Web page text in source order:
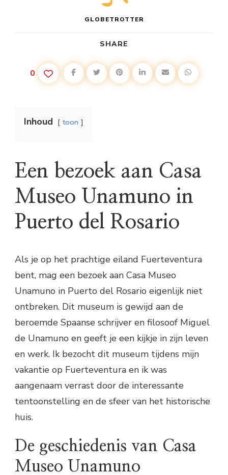
GLOBETROTTER
SHARE
0
Inhoud toon
Een bezoek aan Casa
Museo Unamuno in
Puerto del Rosario
Als je op het prachtige eiland Fuerteventura
bent, mag een bezoek aan Casa Museo
Unamuno in Puerto del Rosario eigenlijk niet
ontbreken. Dit museum is gewijd aan de
beroemde Spaanse schrijver en filosoof Miguel
de Unamuno en geeft je een kijkje in zijn leven
en werk. Ik bezocht dit museum tijdens mijn
vakantie op Fuerteventura en ik was
aangenaam verrast door de interessante
tentoonstelling en de sfeer van het historische
huis.
De geschiedenis van Casa
Museo Unamuno